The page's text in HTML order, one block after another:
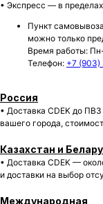
• Экспресс — в
Пункт
можно только
Время работы:
Телефон: +7 (903)
Россия
• Доставка CDEK до
вашего города,
Казахстан и
• Доставка CDEK —
и доставки на выбор
Международная